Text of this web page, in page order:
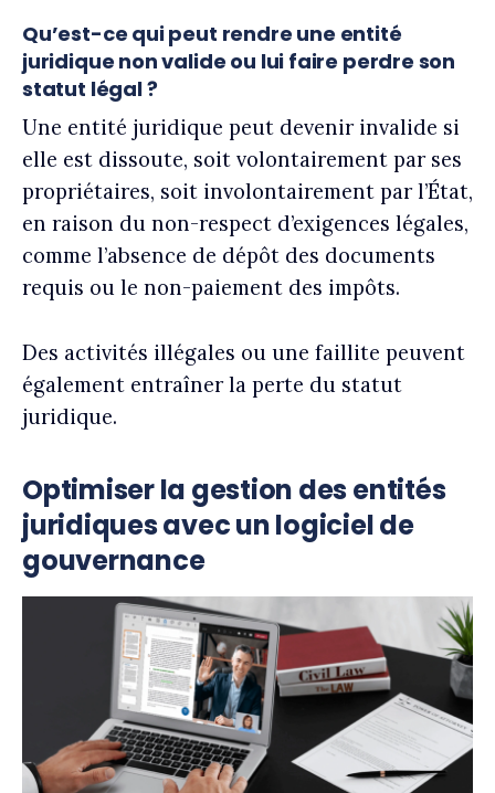
Qu’est-ce qui peut rendre une entité
juridique non valide ou lui faire perdre son
statut légal ?
Une entité juridique peut devenir invalide si
elle est dissoute, soit volontairement par ses
propriétaires, soit involontairement par l’État,
en raison du non-respect d’exigences légales,
comme l’absence de dépôt des documents
requis ou le non-paiement des impôts.
Des activités illégales ou une faillite peuvent
également entraîner la perte du statut
juridique.
Optimiser la gestion des entités
juridiques avec un logiciel de
gouvernance